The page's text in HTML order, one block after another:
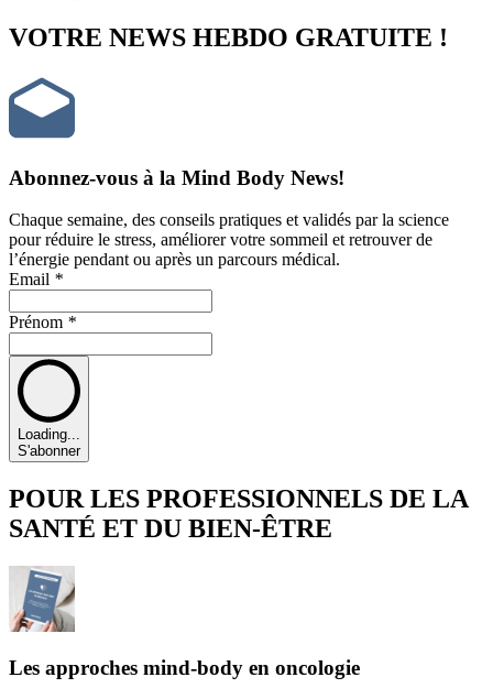
VOTRE NEWS HEBDO GRATUITE !
Abonnez-vous à la Mind Body News!
Chaque semaine, des conseils pratiques et validés par la science
pour réduire le stress, améliorer votre sommeil et retrouver de
l’énergie pendant ou après un parcours médical.
Email *
Prénom *
Loading...
S'abonner
POUR LES PROFESSIONNELS DE LA
SANTÉ ET DU BIEN-ÊTRE
Les approches mind-body en oncologie